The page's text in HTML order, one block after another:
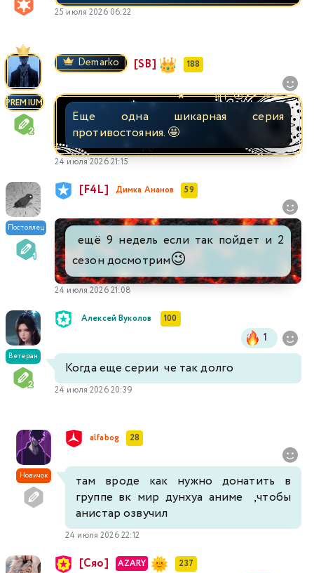
25 июля 2026 06:22
PREMIUM
Demarko [SB] 188
Еще одна шикарная серия
противостояния. 🤩
24 июля 2026 21:15
Постоялец
[F4L] Димка Ананов 59
ещё 9 недель если так пойдет и 2
сезон досмотрим😉
24 июля 2026 21:08
Ветеран
Алексей Вуколов 100
1
Когда еще серии че так долго
24 июля 2026 20:39
Новичок
alfabog 28
там вроде как нужно донатить в
группе вк мир дунхуа аниме ,чтобы
анистар озвучил
24 июля 2026 22:12
[Сяо] AZARY 237